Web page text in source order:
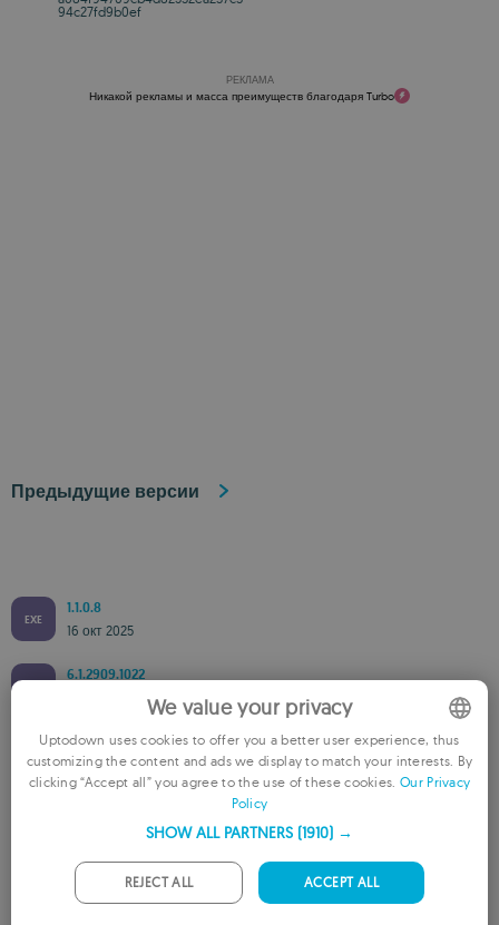
94c27fd9b0ef
РЕКЛАМА
Никакой рекламы и масса преимуществ благодаря Turbo
Предыдущие версии
EXE
1.1.0.8
16 окт 2025
6.1.2909.1022
6.1.2015.1007
2 мар 2017
6.0.1308.1011
10 янв 2017
ENGLISH
We value your privacy
Uptodown uses cookies to offer you a better user experience, thus
customizing the content and ads we display to match your interests. By
clicking “Accept all” you agree to the use of these cookies. Our Privacy
Policy
SHOW ALL PARTNERS (1910) →
ACCEPT ALL
REJECT ALL